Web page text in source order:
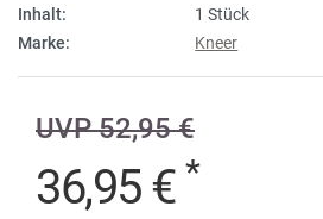
Inhalt:
1 Stück
Marke:
Kneer
UVP 52,95 €
36,95 € *